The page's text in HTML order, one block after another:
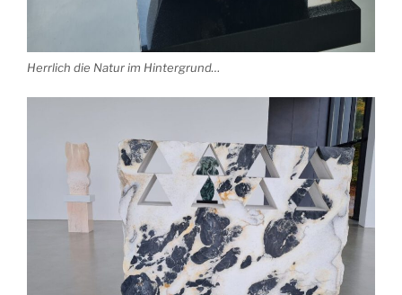
Herrlich die Natur im Hintergrund…